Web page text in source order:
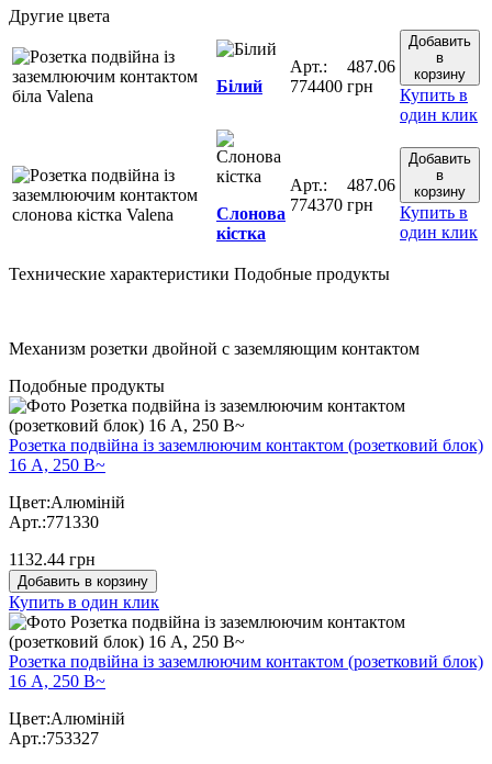
Другие цвета
Білий
Арт.:
774400
487.06
грн
Добавить
в
корзину
Купить в
один клик
Слонова
кістка
Арт.:
774370
487.06
грн
Добавить
в
корзину
Купить в
один клик
Технические характеристики Подобные продукты
Механизм розетки двойной с заземляющим контактом
Подобные продукты
Розетка подвійна із заземлюючим контактом (розетковий блок)
16 А, 250 В~
Цвет:Алюміній
Арт.:771330
1132.44 грн
Добавить в корзину
Купить в один клик
Розетка подвійна із заземлюючим контактом (розетковий блок)
16 А, 250 В~
Цвет:Алюміній
Арт.:753327